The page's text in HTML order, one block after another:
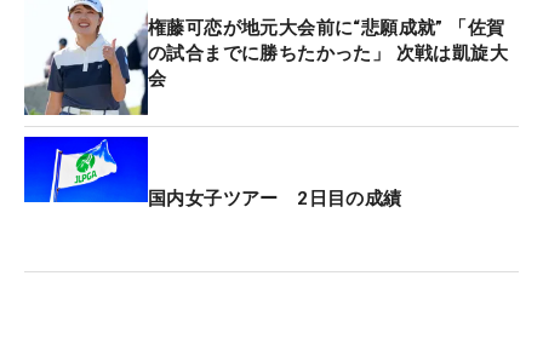
「きょうはパー5で3つバーディをとれたことが、好
スコアの要因。昨年から100ヤード以内の練習に重
点的に取り組んできて、その成果が出てきたと思
う。前週、初優勝した権藤（可恋）さんとは同じ年
だし、オフにラウンドする仲です。権藤さんの優勝
はすごくうれしかったし、めちゃくちゃ刺激になっ
権藤可恋が地元大会前に“悲願成就” 「佐賀
の試合までに勝ちたかった」 次戦は凱旋大
会
国内女子ツアー 2日目の成績